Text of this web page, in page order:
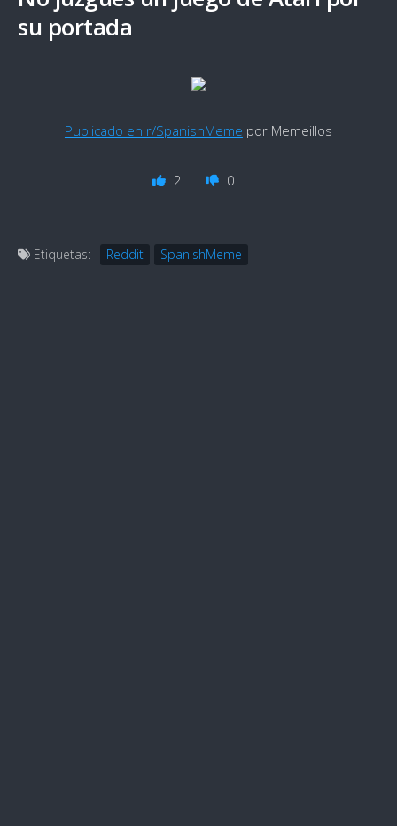
su portada
Publicado en r/SpanishMeme por Memeillos
2 0
Etiquetas: Reddit SpanishMeme